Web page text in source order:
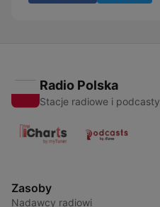
Radio Polska
Stacje radiowe i podcasty
Zasoby
Nadawcy radiowi